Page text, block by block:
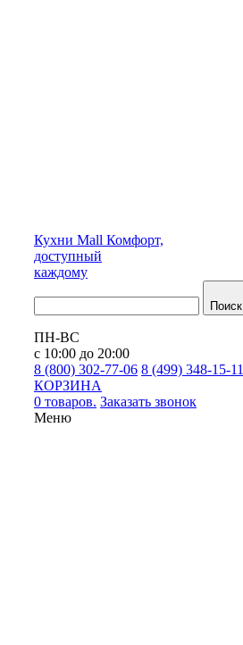
Кухни Mall Комфорт,
доступный
каждому
Поиск
ПН-ВС
с 10:00 до 20:00
8 (800) 302-77-06 8 (499) 348-15-11
КОРЗИНА
0 товаров. Заказать звонок
Меню